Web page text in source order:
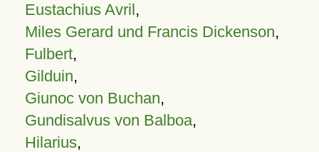
Eustachius Avril,
Miles Gerard und Francis Dickenson,
Fulbert,
Gilduin,
Giunoc von Buchan,
Gundisalvus von Balboa,
Hilarius,